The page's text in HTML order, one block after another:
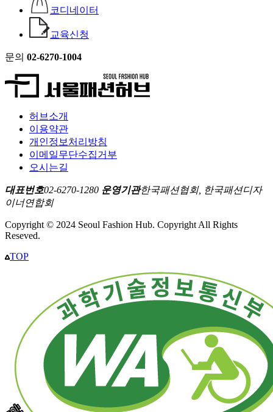
코디네이터
교육신청
문의 02-6270-1004
허브소개
이용약관
개인정보처리방침
이메일무단수집거부
오시는길
대표번호02-6270-1280 운영기관한국패션협회, 한국패션디자
이너연합회
Copyright © 2024 Seoul Fashion Hub. Copyright All Rights
Reseved.
TOP